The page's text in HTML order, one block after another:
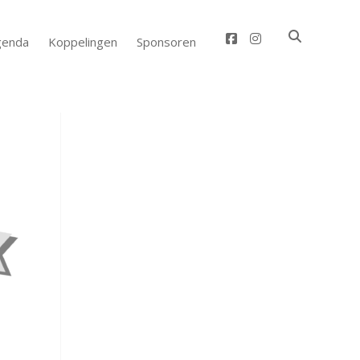
Koppelingen Sponsoren facebook
instagram